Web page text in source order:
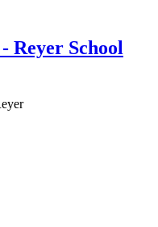
Reyer School